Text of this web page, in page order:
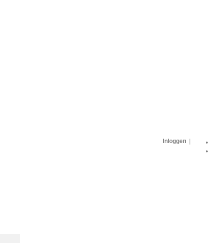
Inloggen